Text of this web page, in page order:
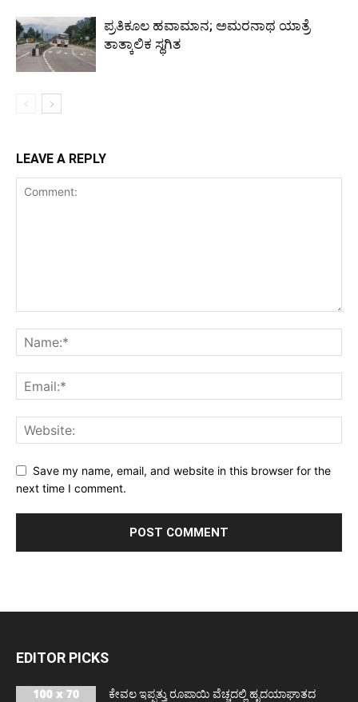
ಪ್ರತಿಕೂಲ ಹವಾಮಾನ; ಅಮರನಾಥ ಯಾತ್ರೆ
ತಾತ್ಕಾಲಿಕ ಸ್ಥಗಿತ
LEAVE A REPLY
Save my name, email, and website in this browser for the
next time I comment.
EDITOR PICKS
ಕೇವಲ ಇಪ್ಪತ್ತು ರೂಪಾಯಿ ವೆಚ್ಚದಲ್ಲಿ ಹೃದಯಾಘಾತದ